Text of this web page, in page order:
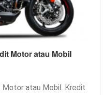
Motor atau Mobil
Motor atau Mobil. Kredit